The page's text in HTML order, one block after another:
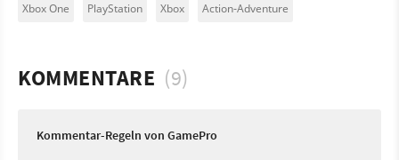
Xbox One PlayStation Xbox Action-Adventure
KOMMENTARE (9)
Kommentar-Regeln von GamePro